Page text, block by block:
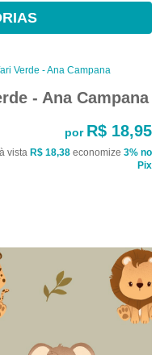
Verde - Ana Campana
- Ana Campana
por R$ 18,95
à vista R$ 18,38 economize 3% no
Pix